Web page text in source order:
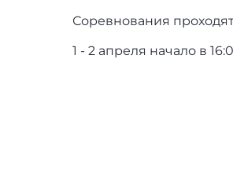
Соревнования
1 - 2 апреля начало в